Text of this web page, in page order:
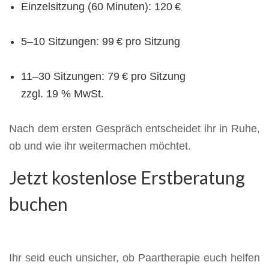
Einzelsitzung (60 Minuten): 120 €
5–10 Sitzungen: 99 € pro Sitzung
11–30 Sitzungen: 79 € pro Sitzung
zzgl. 19 % MwSt.
Nach dem ersten Gespräch entscheidet ihr in Ruhe,
ob und wie ihr weitermachen möchtet.
Jetzt kostenlose Erstberatung
buchen
Ihr seid euch unsicher, ob Paartherapie euch helfen